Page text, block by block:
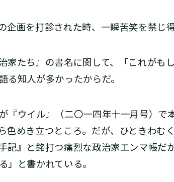
画を打診された時、一瞬苦笑を禁じ得
たち』の書名に関して、「これがも
る知人が多かったからだ。
ウイル』（二〇一四年十一月号）で
色めき立つところ。だが、ひときわむ
記』と銘打つ痛烈な政治家エンマ帳だ
」と書かれている。